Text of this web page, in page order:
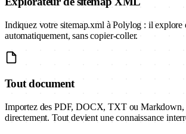
Indiquez votre sitemap.xml à Polylog : il explore
automatiquement, sans copier-coller.
Tout document
Importez des PDF, DOCX, TXT ou Markdown,
directement. Tout devient une connaissance